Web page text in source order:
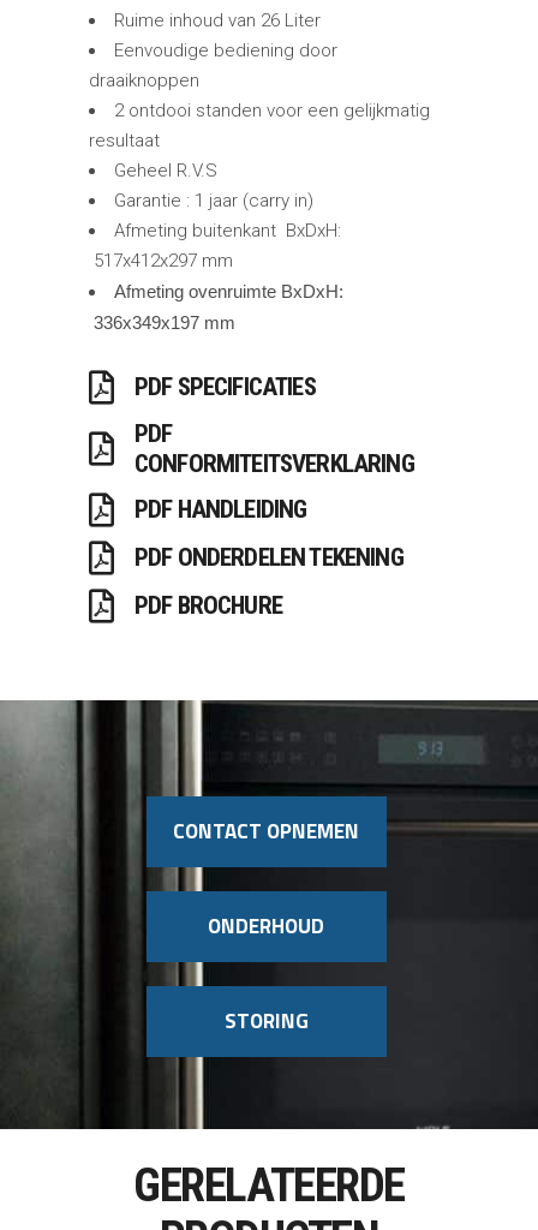
Ruime inhoud van 26 Liter
Eenvoudige bediening door
draaiknoppen
2 ontdooi standen voor een gelijkmatig
resultaat
Geheel R.V.S
Garantie : 1 jaar (carry in)
Afmeting buitenkant BxDxH:
517x412x297 mm
Afmeting ovenruimte BxDxH:
336x349x197 mm
PDF SPECIFICATIES
PDF
CONFORMITEITSVERKLARING
PDF HANDLEIDING
PDF ONDERDELEN TEKENING
PDF BROCHURE
CONTACT OPNEMEN
ONDERHOUD
STORING
GERELATEERDE